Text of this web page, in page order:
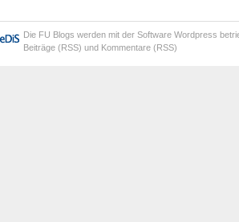
Die FU Blogs werden mit der Software Wordpress
Beiträge (RSS) und Kommentare (RSS)